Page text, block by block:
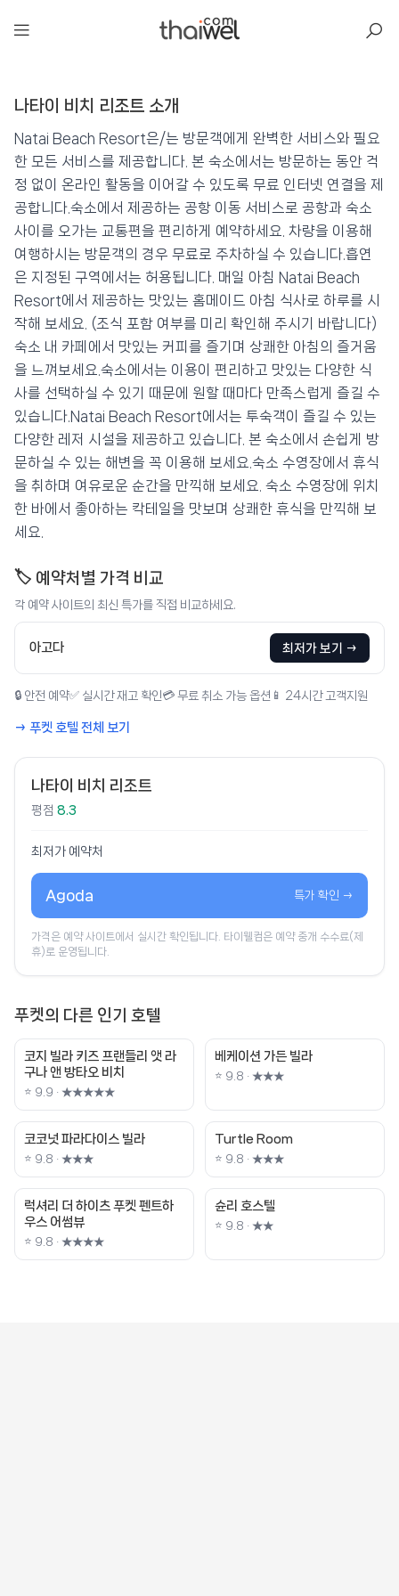
나타이 비치 리조트
📍 푸켓★★★★★ ⭐ 8.3
💰 최저가 확인 · 예약하기
나타이 비치 리조트 소개
Natai Beach Resort은/는 방문객에게 완벽한 서비스와 필요
한 모든 서비스를 제공합니다. 본 숙소에서는 방문하는 동안 걱
정 없이 온라인 활동을 이어갈 수 있도록 무료 인터넷 연결을 제
공합니다.숙소에서 제공하는 공항 이동 서비스로 공항과 숙소
사이를 오가는 교통편을 편리하게 예약하세요. 차량을 이용해
여행하시는 방문객의 경우 무료로 주차하실 수 있습니다.흡연
은 지정된 구역에서는 허용됩니다. 매일 아침 Natai Beach
Resort에서 제공하는 맛있는 홈메이드 아침 식사로 하루를 시
작해 보세요. (조식 포함 여부를 미리 확인해 주시기 바랍니다)
숙소 내 카페에서 맛있는 커피를 즐기며 상쾌한 아침의 즐거움
을 느껴보세요.숙소에서는 이용이 편리하고 맛있는 다양한 식
사를 선택하실 수 있기 때문에 원할 때마다 만족스럽게 즐길 수
있습니다.Natai Beach Resort에서는 투숙객이 즐길 수 있는
다양한 레저 시설을 제공하고 있습니다. 본 숙소에서 손쉽게 방
문하실 수 있는 해변을 꼭 이용해 보세요.숙소 수영장에서 휴식
을 취하며 여유로운 순간을 만끽해 보세요. 숙소 수영장에 위치
한 바에서 좋아하는 칵테일을 맛보며 상쾌한 휴식을 만끽해 보
세요.
🏷️ 예약처별 가격 비교
각 예약 사이트의 최신 특가를 직접 비교하세요.
아고다 최저가 보기 →
🔒 안전 예약✅ 실시간 재고 확인 💳 무료 취소 가능 옵션 📱 24시간 고객지원
→ 푸켓 호텔 전체 보기
나타이 비치 리조트
평점 8.3
최저가 예약처
Agoda 특가 확인 →
가격은 예약 사이트에서 실시간 확인됩니다. 타이웰컴은 예약 중개 수수료(제
휴)로 운영됩니다.
푸켓의 다른 인기 호텔
코지 빌라 키즈 프랜들리 앳 라
구나 앤 방타오 비치
⭐ 9.9 · ★★★★★
베케이션 가든 빌라
⭐ 9.8 · ★★★
코코넛 파라다이스 빌라
⭐ 9.8 · ★★★
Turtle Room
⭐ 9.8 · ★★★
럭셔리 더 하이츠 푸켓 펜트하
우스 어썸뷰
⭐ 9.8 · ★★★★
슌리 호스텔
⭐ 9.8 · ★★